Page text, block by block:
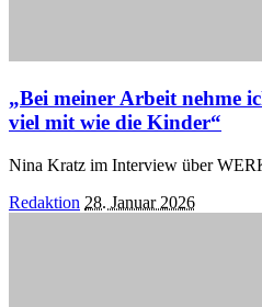
„Bei meiner Arbeit nehme
viel mit wie die Kinder“
Nina Kratz im Interview über
Posted
Redaktion 28. Januar 2026